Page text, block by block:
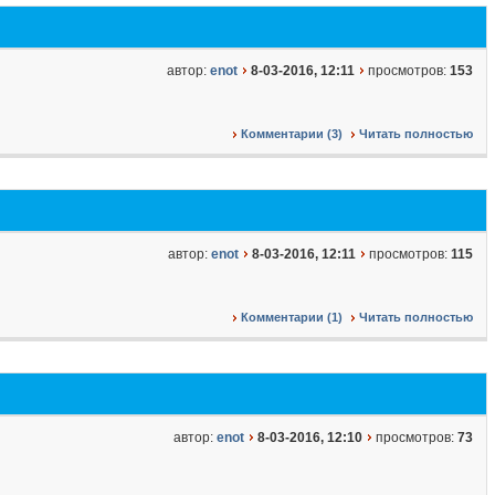
автор: enot 8-03-2016, 12:11 просмотров: 153
Комментарии (3) Читать полностью
автор: enot 8-03-2016, 12:11 просмотров: 115
Комментарии (1) Читать полностью
автор: enot 8-03-2016, 12:10 просмотров: 73